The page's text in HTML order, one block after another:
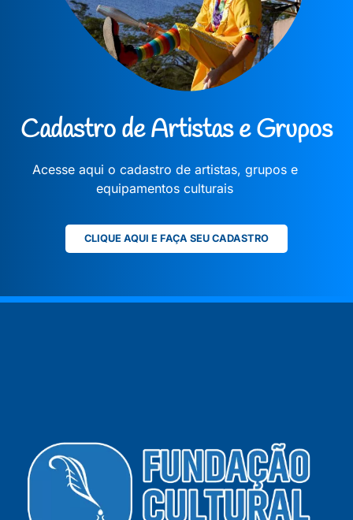
Cadastro de Artistas e Grupos
Acesse aqui o cadastro de artistas, grupos e
equipamentos culturais
CLIQUE AQUI E FAÇA SEU CADASTRO